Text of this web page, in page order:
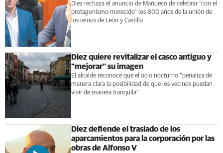
Diez rechaza el anuncio de Mañueco de celebrar "con el
protagonismo merecido" los 800 años de la unión de
los reinos de León y Castilla
Diez quiere revitalizar el casco antiguo y
"mejorar" su imagen
El alcalde reconoce que el ocio nocturno "penaliza de
manera clara la posibilidad de que los vecinos puedan
vivir de manera tranquila"
Diez defiende el traslado de los
aparcamientos para la corporación por las
obras de Alfonso V